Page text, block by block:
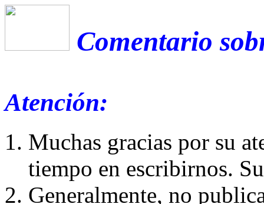
Comentario
Atención:
Muchas gracias por su
tiempo en escribirnos.
Generalmente, no